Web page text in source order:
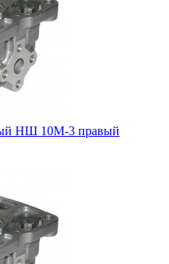
НШ 10М-3 правый